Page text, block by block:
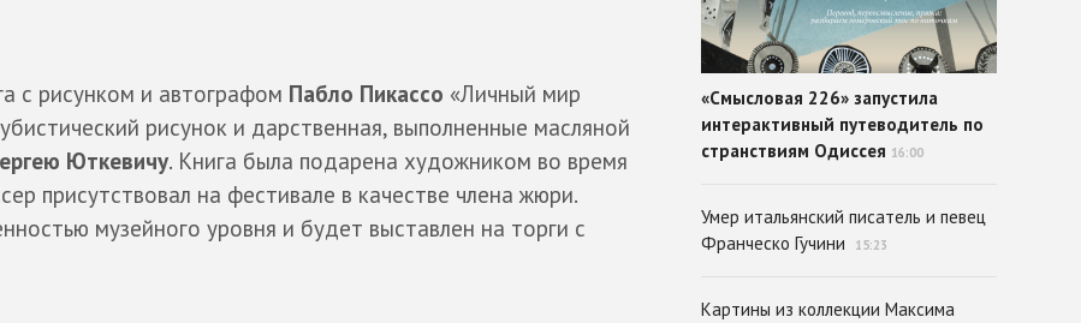
с рисунком и автографом Пабло Пикассо «Личный мир
рисунок и дарственная, выполненные масляной
Юткевичу. Книга была подарена художником во время
присутствовал на фестивале в качестве члена жюри.
музейного уровня и будет выставлен на торги с
«Смысловая 226» запустила
интерактивный путеводитель по
странствиям Одиссея 16:00
Умер итальянский писатель и певец
Франческо Гучини
15:23
Картины из коллекции Максима